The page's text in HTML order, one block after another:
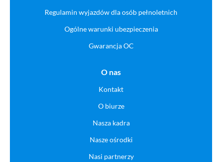
Regulamin wyjazdów dla osób pełnoletnich
Ogólne warunki ubezpieczenia
Gwarancja OC
O nas
Kontakt
O biurze
Nasza kadra
Nasze ośrodki
Nasi partnerzy